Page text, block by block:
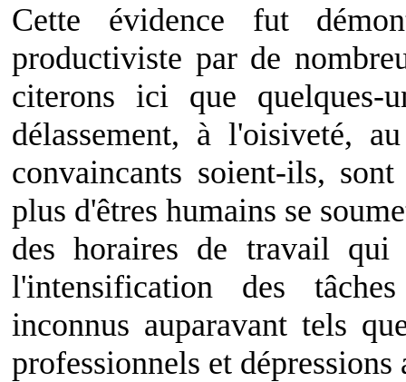
Cette évidence fut
productiviste par de
citerons ici que quelques-
délassement, à l'oisiveté,
convaincants soient-ils,
plus d'êtres humains se
des horaires de travail
l'intensification des
inconnus auparavant tels
professionnels et